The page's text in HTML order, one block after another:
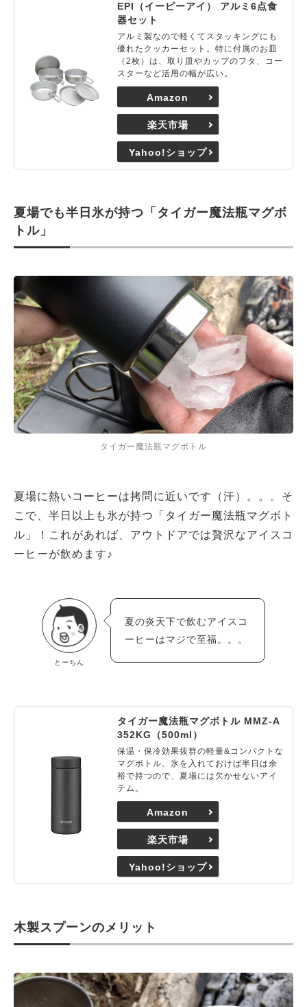
EPI（イーピーアイ） アルミ6点食
器セット
アルミ製なので軽くてスタッキングにも
優れたクッカーセット。特に付属のお皿
（2枚）は、取り皿やカップのフタ、コー
スターなど活用の幅が広い。
Amazon
楽天市場
Yahoo!ショップ
夏場でも半日氷が持つ「タイガー魔法瓶マグボ
トル」
タイガー魔法瓶マグボトル
夏場に熱いコーヒーは拷問に近いです（汗）。。。そ
こで、半日以上も氷が持つ「タイガー魔法瓶マグボト
ル」！これがあれば、アウトドアでは贅沢なアイスコ
ーヒーが飲めます♪
とーちん
夏の炎天下で飲むアイスコ
ーヒーはマジで至福。。。
タイガー魔法瓶マグボトル MMZ-A
352KG（500ml）
保温・保冷効果抜群の軽量&コンパクトな
マグボトル。氷を入れておけば半日は余
裕で持つので、夏場には欠かせないアイ
テム。
Amazon
楽天市場
Yahoo!ショップ
木製スプーンのメリット